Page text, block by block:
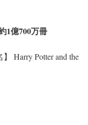
1億700万冊
Harry Potter and the